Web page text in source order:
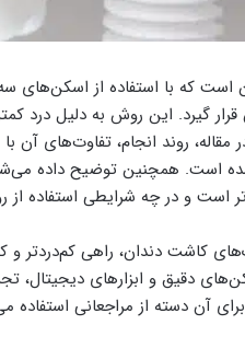
که با استفاده از اسکن‌های
گیرد. این روش به دلیل درد
روند انجام، تفاوت‌های آن
است. همچنین توضیح داده
است و در چه شرایطی استفاده
کاشت دندان، راهی کم‌دردتر و
دقیق و ابزارهای دیجیتال،
آن دسته از مراجعانی استفاده